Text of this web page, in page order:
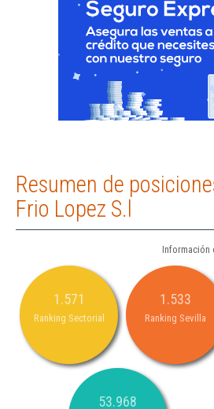
Resumen de
Frio Lopez S.l
Información
1.571
Ranking Sectorial
1.533
Ranking Sevilla
53.968